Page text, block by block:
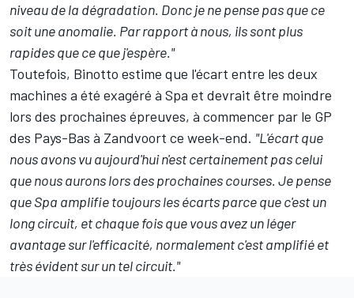
niveau de la dégradation. Donc je ne pense pas que ce
soit une anomalie. Par rapport à nous, ils sont plus
rapides que ce que j'espère."
Toutefois, Binotto estime que l'écart entre les deux
machines a été exagéré à Spa et devrait être moindre
lors des prochaines épreuves, à commencer par le GP
des Pays-Bas à Zandvoort ce week-end. "L'écart que
nous avons vu aujourd'hui n'est certainement pas celui
que nous aurons lors des prochaines courses. Je pense
que Spa amplifie toujours les écarts parce que c'est un
long circuit, et chaque fois que vous avez un léger
avantage sur l'efficacité, normalement c'est amplifié et
très évident sur un tel circuit."